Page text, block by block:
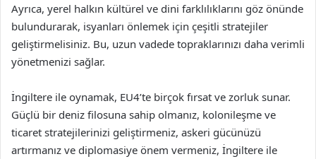
Ayrıca, yerel halkın kültürel ve dini farklılıklarını göz önünde
bulundurarak, isyanları önlemek için çeşitli stratejiler
geliştirmelisiniz. Bu, uzun vadede topraklarınızı daha verimli
yönetmenizi sağlar.
İngiltere ile oynamak, EU4’te birçok fırsat ve zorluk sunar.
Güçlü bir deniz filosuna sahip olmanız, kolonileşme ve
ticaret stratejilerinizi geliştirmeniz, askeri gücünüzü
artırmanız ve diplomasiye önem vermeniz, İngiltere ile